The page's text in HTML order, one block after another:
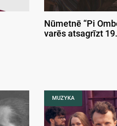
Nūmetnē “Pi
varēs atsagrīzt
MUZYKA